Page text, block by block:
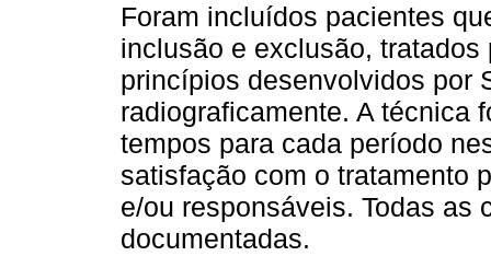
Foram incluídos pacientes
inclusão e exclusão,
princípios desenvolvidos por
radiograficamente. A técnica
tempos para cada período
satisfação com o tratamento
e/ou responsáveis. Todas as
documentadas.